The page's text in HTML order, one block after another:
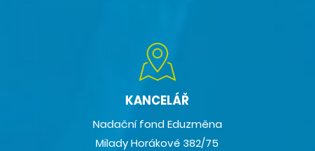
KANCELÁŘ
Nadační fond Eduzměna
Milady Horákové 382/75